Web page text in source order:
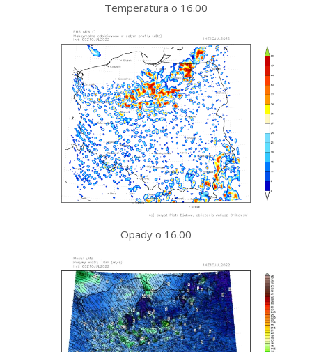
Temperatura o 16.00
Opady o 16.00